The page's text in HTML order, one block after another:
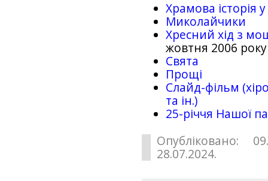
Храмова історія
Миколайчики
Хресний хід з
жовтня 2006 року
Свята
Прощі
Слайд-фільм
та ін.)
25-рiччя Нашої
Опубліковано:
28.07.2024.